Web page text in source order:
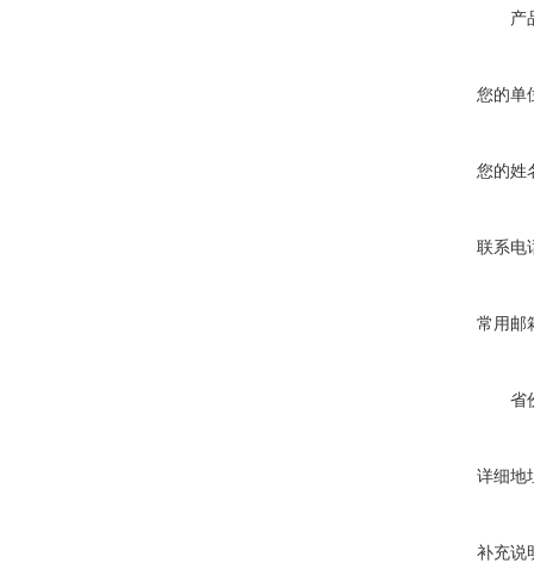
产
您的单
您的姓
联系电
常用邮
省
详细地
补充说